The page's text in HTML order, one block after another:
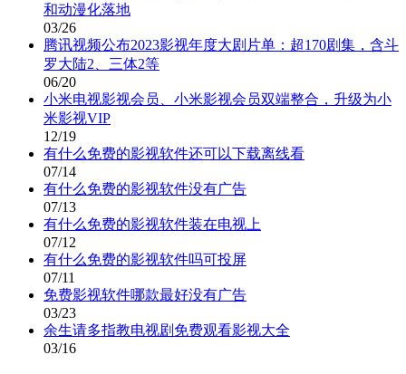
和动漫化落地
03/26
腾讯视频公布2023影视年度大剧片单：超170剧集，含斗
罗大陆2、三体2等
06/20
小米电视影视会员、小米影视会员双端整合，升级为小
米影视VIP
12/19
有什么免费的影视软件还可以下载离线看
07/14
有什么免费的影视软件没有广告
07/13
有什么免费的影视软件装在电视上
07/12
有什么免费的影视软件吗可投屏
07/11
免费影视软件哪款最好没有广告
03/23
余生请多指教电视剧免费观看影视大全
03/16